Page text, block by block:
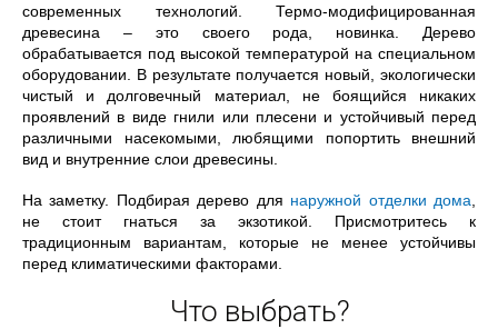
современных технологий. Термо-модифицированная
древесина – это своего рода, новинка. Дерево
обрабатывается под высокой температурой на специальном
оборудовании. В результате получается новый, экологически
чистый и долговечный материал, не боящийся никаких
проявлений в виде гнили или плесени и устойчивый перед
различными насекомыми, любящими попортить внешний
вид и внутренние слои древесины.
На заметку. Подбирая дерево для наружной отделки дома
не стоит гнаться за экзотикой. Присмотритесь к
традиционным вариантам, которые не менее устойчивы
перед климатическими факторами.
Что выбрать?